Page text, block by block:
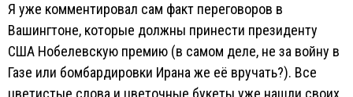
Я уже комментировал сам факт переговоров в
Вашингтоне, которые должны принести президенту
США Нобелевскую премию (в самом деле, не за войну в
Газе или бомбардировки Ирана же её вручать?). Все
цветистые слова и цветочные букеты уже нашли своих